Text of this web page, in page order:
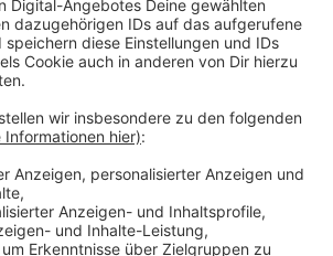
bevorzugt Grundstücke
sich den Kauf für das Grundstück
nach Erbbaurecht für viele eine
Option – vergleichbar mit einer
bei Neuverträgen bei 80 Jahren
gibt es viele Erbbauverträge in
sie will die Verwaltung jetzt die